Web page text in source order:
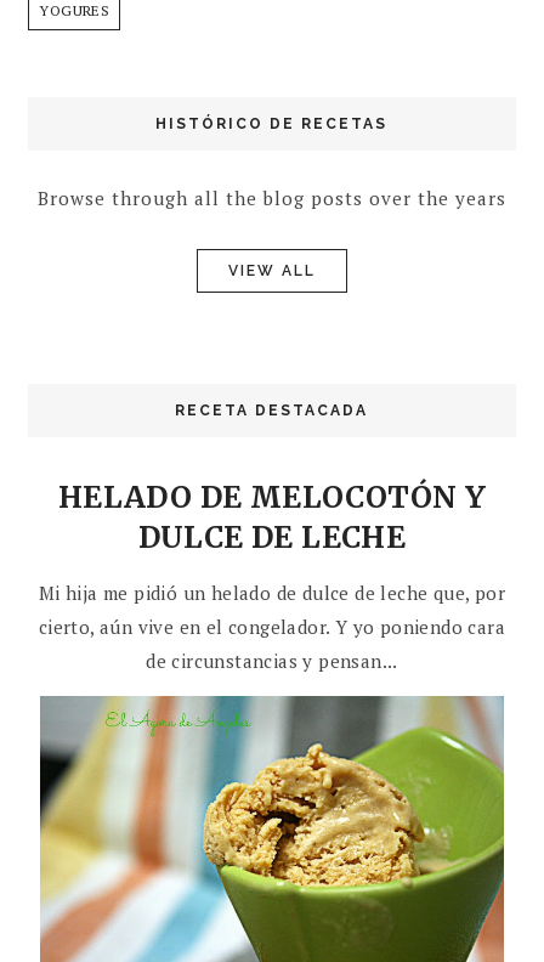
YOGURES
HISTÓRICO DE RECETAS
Browse through all the blog posts over the years
VIEW ALL
RECETA DESTACADA
HELADO DE MELOCOTÓN Y
DULCE DE LECHE
Mi hija me pidió un helado de dulce de leche que, por
cierto, aún vive en el congelador. Y yo poniendo cara
de circunstancias y pensan...